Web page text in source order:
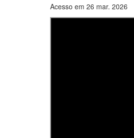
Acesso em 26 mar. 2026